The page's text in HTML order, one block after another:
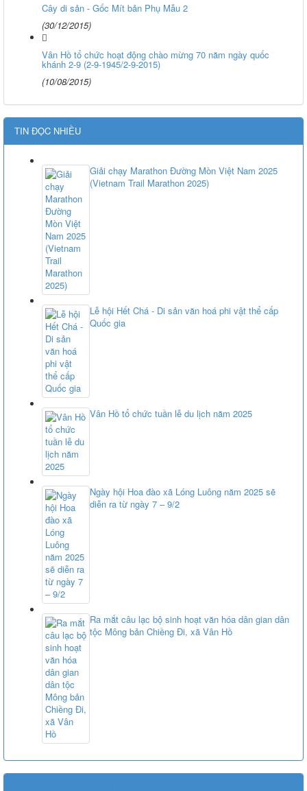
Cây di sản - Gốc Mít bản Phụ Mẫu 2
(30/12/2015)
Vân Hồ tổ chức hoạt động chào mừng 70 năm ngày quốc
khánh 2-9 (2-9-1945/2-9-2015)
(10/08/2015)
TIN ĐỌC NHIỀU
Giải chạy Marathon Đường Mòn Việt Nam 2025
(Vietnam Trail Marathon 2025)
Lễ hội Hết Chá - Di sản văn hoá phi vật thể cấp
Quốc gia
Vân Hồ tổ chức tuần lễ du lịch năm 2025
Ngày hội Hoa đào xã Lóng Luông năm 2025 sẽ
diễn ra từ ngày 7 – 9/2
Ra mắt câu lạc bộ sinh hoạt văn hóa dân gian dân
tộc Mông bản Chiềng Đi, xã Vân Hồ